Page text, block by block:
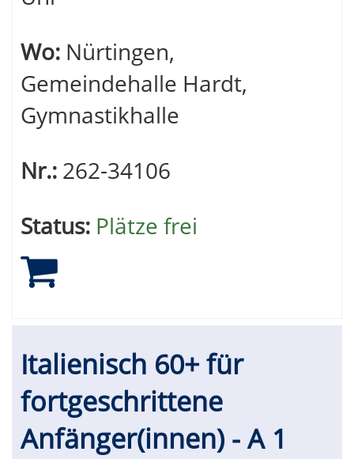
Wo: Nürtingen,
Gemeindehalle Hardt,
Gymnastikhalle
Nr.: 262-34106
Status: Plätze frei
Italienisch 60+ für
fortgeschrittene
Anfänger(innen) - A 1